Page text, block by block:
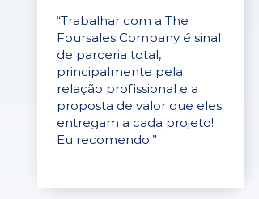
“Trabalhar com a The
Foursales Company é sinal
de parceria total,
principalmente pela
relação profissional e a
proposta de valor que eles
entregam a cada projeto!
Eu recomendo.”